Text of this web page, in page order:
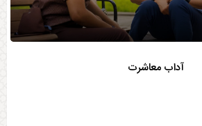
آداب معاشرت